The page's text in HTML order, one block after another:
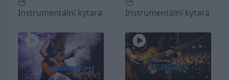
Instrumentální kytara
Instrumentální kytara